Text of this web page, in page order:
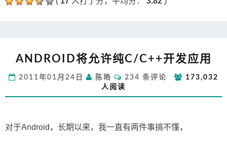
将
许
纯
应
ANDROID将允许纯C/C++开发应用
2011年01月24日 陈皓
评
234 条评论
173,032
人阅读
对于Android，长期以来，我一直有两件事搞不懂，